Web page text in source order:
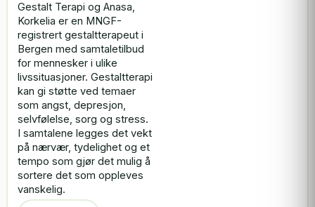
Gestalt Terapi og Anasa,
Korkelia er en MNGF-
registrert gestaltterapeut i
Bergen med samtaletilbud
for mennesker i ulike
livssituasjoner. Gestaltterapi
kan gi støtte ved temaer
som angst, depresjon,
selvfølelse, sorg og stress.
I samtalene legges det vekt
på nærvær, tydelighet og et
tempo som gjør det mulig å
sortere det som oppleves
vanskelig.